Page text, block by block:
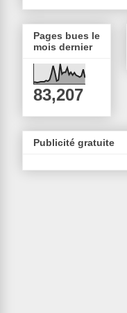
Pages bues le
mois dernier
83,207
Publicité gratuite